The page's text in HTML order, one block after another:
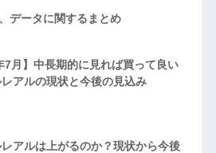
データに関するまとめ
7月】中長期的に見れば買って良い
アルの現状と今後の見込み
アルは上がるのか？現状から今後